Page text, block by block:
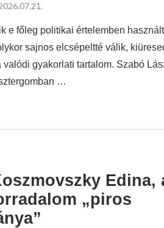
e főleg politikai értelemben
sajnos elcsépeltté válik,
valódi gyakorlati tartalom. Szabó
…
Edina,
„piros